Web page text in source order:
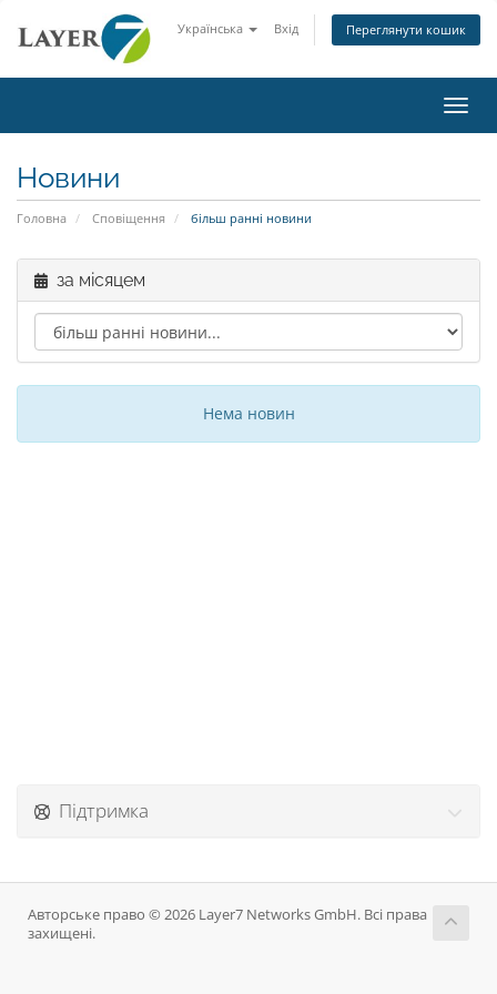
Українська Вхід Переглянути кошик
Новини
Головна Сповіщення більш ранні новини
за місяцем
Нема новин
Підтримка
Авторське право © 2026 Layer7 Networks GmbH. Всі права
захищені.